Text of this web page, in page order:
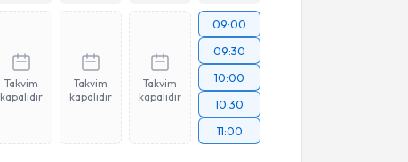
Takvim
kapalıdır
Takvim
kapalıdır
Takvim
kapalıdır
09:00
09:30
10:00
10:30
11:00